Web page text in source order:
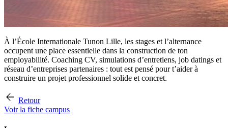
À l’École Internationale Tunon Lille, les stages et l’alternance
occupent une place essentielle dans la construction de ton
employabilité. Coaching CV, simulations d’entretiens, job datings et
réseau d’entreprises partenaires : tout est pensé pour t’aider à
construire un projet professionnel solide et concret.
Retour
Voir la fiche campus